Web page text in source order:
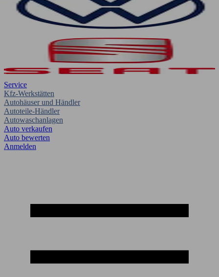
Service
Kfz-Werkstätten
Autohäuser und Händler
Autoteile-Händler
Autowaschanlagen
Auto verkaufen
Auto bewerten
Anmelden